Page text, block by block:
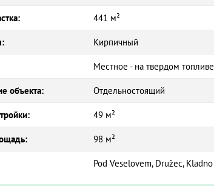
441 м²
Кирпичный
Местное - на твердом топливе
объекта: Отдельностоящий
49 м²
98 м²
Pod Veselovem, Družec, Kladno